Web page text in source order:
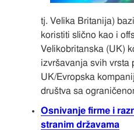
tj. Velika Britanija)
koristiti slično kao i
Velikobritanska (UK)
izvršavanja svih vrsta
UK/Evropska
društva sa
Osnivanje firme i
stranim državama